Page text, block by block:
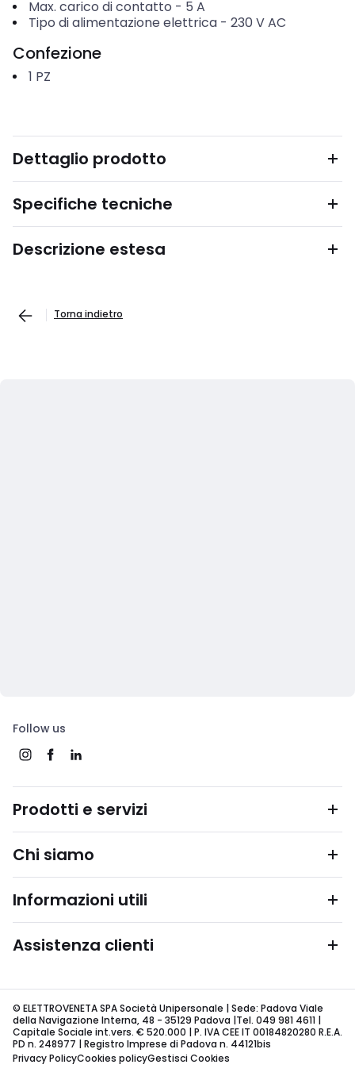
Max. carico di contatto - 5 A
Tipo di alimentazione elettrica- 230 V AC
Confezione
1 PZ
Dettaglio prodotto
Specifiche tecniche
Descrizione estesa
Torna indietro
Follow us
Prodotti e servizi
Chi siamo
Informazioni utili
Assistenza clienti
© ELETTROVENETA SPA Società Unipersonale | Sede: Padova Viale
della Navigazione Interna, 48 - 35129 Padova |Tel. 049 981 4611 |
Capitale Sociale int.vers. € 520.000 | P. IVA CEE IT 00184820280 R.E.A.
PD n. 248977 | Registro Imprese di Padova n. 44121bis
Privacy PolicyCookies policyGestisci Cookies